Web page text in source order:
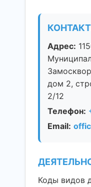
Адрес:
дом 2,
2/12
Телефон:
Email:
Коды видов